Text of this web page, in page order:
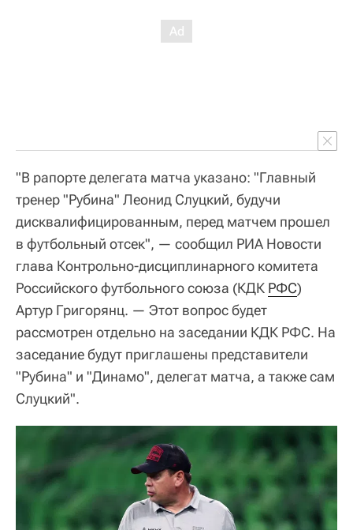
"В рапорте делегата матча указано: "Главный
тренер "Рубина" Леонид Слуцкий, будучи
дисквалифицированным, перед матчем прошел
в футбольный отсек", — сообщил РИА Новости
глава Контрольно-дисциплинарного комитета
Российского футбольного союза (КДК РФС)
Артур Григорянц. — Этот вопрос будет
рассмотрен отдельно на заседании КДК РФС. На
заседание будут приглашены представители
"Рубина" и "Динамо", делегат матча, а также сам
Слуцкий".